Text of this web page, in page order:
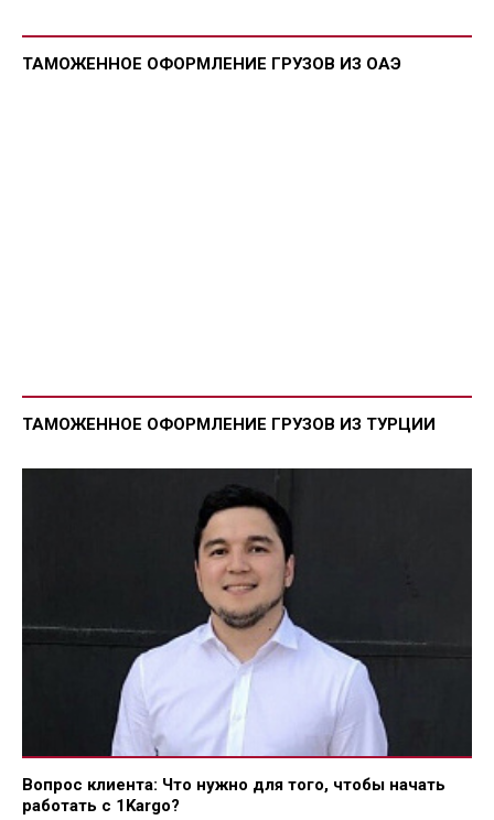
ТАМОЖЕННОЕ ОФОРМЛЕНИЕ ГРУЗОВ ИЗ ОАЭ
ТАМОЖЕННОЕ ОФОРМЛЕНИЕ ГРУЗОВ ИЗ ТУРЦИИ
Вопрос клиента: Что нужно для того, чтобы начать
работать с 1Kargo?